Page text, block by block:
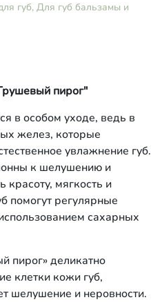
губ, Для губ бальзамы и
пирог"
в особом уходе, ведь в
желез, которые
увлажнение губ.
к шелушению и
мягкость и
помогут регулярные
сахарных
пирог» деликатно
клетки кожи губ,
шелушение и неровности.